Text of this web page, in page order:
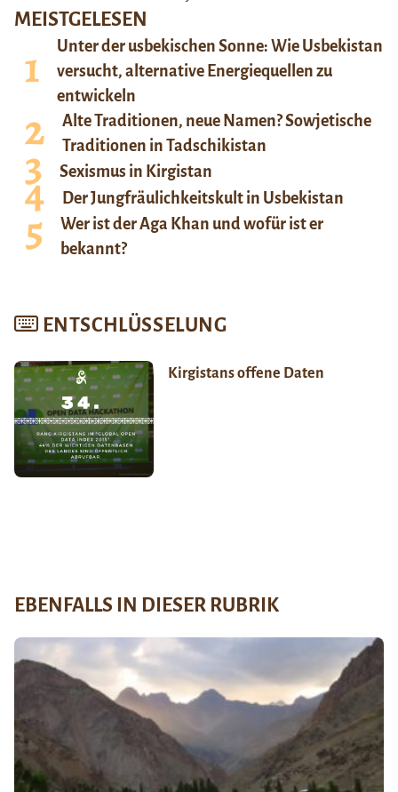
MEISTGELESEN
Unter der usbekischen Sonne: Wie Usbekistan
versucht, alternative Energiequellen zu
entwickeln
Alte Traditionen, neue Namen? Sowjetische
Traditionen in Tadschikistan
Sexismus in Kirgistan
Der Jungfräulichkeitskult in Usbekistan
Wer ist der Aga Khan und wofür ist er
bekannt?
ENTSCHLÜSSELUNG
Kirgistans offene Daten
EBENFALLS IN DIESER RUBRIK